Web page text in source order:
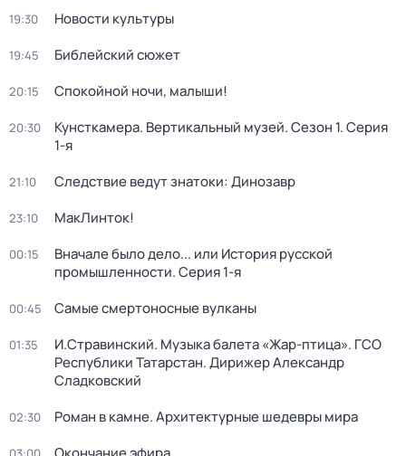
19:30 Новости культуры
19:45 Библейский сюжет
20:15 Спокойной ночи, малыши!
20:30 Кунсткамера. Вертикальный музей. Сезон 1. Серия
1-я
21:10 Следствие ведут знатоки: Динозавр
23:10 МакЛинток!
00:15
Вначале было дело... или История русской
промышленности. Серия 1-я
00:45 Самые смертоносные вулканы
01:35
И.Стравинский. Музыка балета «Жар-птица». ГСО
Республики Татарстан. Дирижер Александр
Сладковский
02:30 Роман в камне. Архитектурные шедевры мира